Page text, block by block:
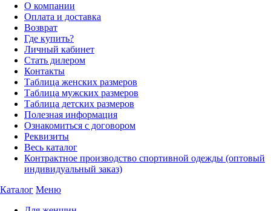
О компании
Оплата и доставка
Возврат
Где купить?
Личный кабинет
Стать дилером
Контакты
Таблица женских размеров
Таблица мужских размеров
Таблица детских размеров
Полезная информация
Ознакомиться с договором
Реквизиты
Весь каталог
Контрактное производство спортивной одежды (оптовый
индивидуальный заказ)
Каталог Меню